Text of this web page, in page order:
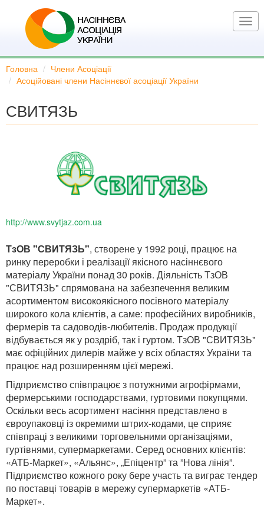
основного
Головна
Члени Асоціації
Асоційовані члени Насіннєвої асоціації України
СВИТЯЗЬ
http://www.svytjaz.com.ua
ТзОВ "СВИТЯЗЬ", створене у 1992 році, працює на
ринку переробки і реалізації якісного насіннєвого
матеріалу України понад 30 років. Діяльність ТзОВ
"СВИТЯЗЬ" спрямована на забезпечення великим
асортиментом високоякісного посівного матеріалу
широкого кола клієнтів, а саме: професійних виробників,
фермерів та садоводів-любителів. Продаж продукції
відбувається як у роздріб, так і гуртом. ТзОВ "СВИТЯЗЬ"
має офіційних дилерів майже у всіх областях України та
працює над розширенням цієї мережі.
Підприємство співпрацює з потужними агрофірмами,
фермерськими господарствами, гуртовими покупцями.
Оскільки весь асортимент насіння представлено в
євроупаковці із окремими штрих-кодами, це сприяє
співпраці з великими торговельними організаціями,
гуртівнями, супермаркетами. Серед основних клієнтів:
«АТБ-Маркет», «Альянс», „Епіцентр” та ”Нова лінія”.
Підприємство кожного року бере участь та виграє тендер
по поставці товарів в мережу супермаркетів «АТБ-
Маркет».